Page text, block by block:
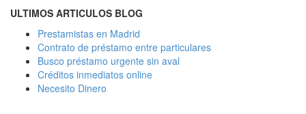
ULTIMOS ARTICULOS BLOG
Prestamistas en Madrid
Contrato de préstamo entre particulares
Busco préstamo urgente sin aval
Créditos inmediatos online
Necesito Dinero